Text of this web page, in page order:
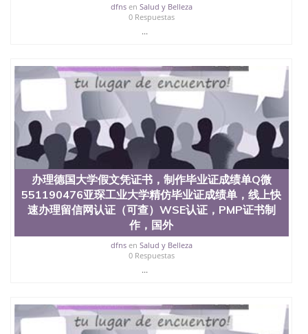
dfnsen Salud y Belleza
0 Respuestas
...
办理德国大学假文凭证书，制作毕业证成绩单Q微
551190476亚琛工业大学精仿毕业证成绩单，线上快
速办理留信网认证（可查）WSE认证，PMP证书制
作，国外
dfnsen Salud y Belleza
0 Respuestas
...